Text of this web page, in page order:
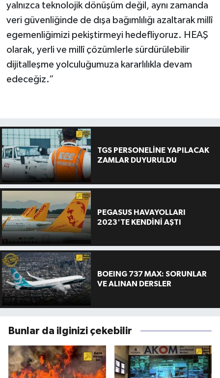
yalnızca teknolojik dönüşüm değil, aynı zamanda
veri güvenliğinde de dışa bağımlılığı azaltarak millî
egemenliğimizi pekiştirmeyi hedefliyoruz. HEAŞ
olarak, yerli ve millî çözümlerle sürdürülebilir
dijitalleşme yolculuğumuza kararlılıkla devam
edeceğiz.”
TGS PERSONELİNE YAPILACAK
ZAMLAR DUYURULDU
PEGASUS HAVAYOLLARI
2023'TE KENDİNİ AŞTI
BOEING 737 MAX: SORUNLAR
VE ALINAN DERSLER
Bunlar da ilginizi çekebilir